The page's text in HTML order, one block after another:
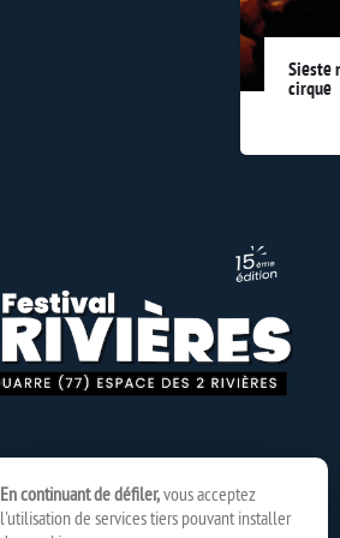
Sieste
cirque
En continuant de défiler,vous acceptez
l'utilisation de services tiers pouvant installer